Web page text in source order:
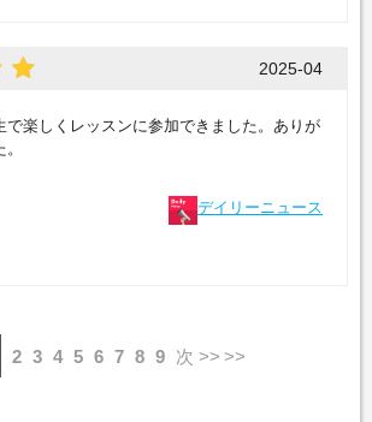
2025-04
で楽しくレッスンに参加できました。ありが
デイリーニュース
2 3 4 5 6 7 8 9 次 >>